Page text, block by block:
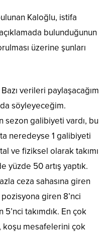
Kaloğlu, istifa
bulunduğunun
üzerine şunları
verileri paylaşacağım
söyleyeceğim.
sezon galibiyeti vardı, bu
neredeyse 1 galibiyeti
ve fiziksel olarak takımı
yüzde 50 artış yaptık.
ceza sahasına giren
giren 8’nci
takımdık. En çok
koşu mesafelerini çok